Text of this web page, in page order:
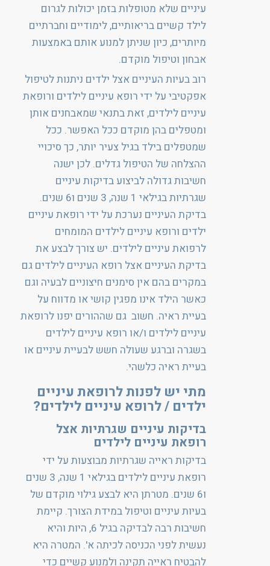
עיניים שלא מטופלות בזמן יכולות לגרום
לילד קשיים בריאותיים, לימודיים וחברתיים
מיותרים, כיון שניתן למנוע אותם באמצעות
אבחון וטיפול מוקדם.
רוב בעיות העיניים אצל ילדים ניתנות לטיפול
אפקטיבי על ידי רופא עיניים לילדים ורופאת
עיניים לילדים, זאת בתנאי שמאבחנים אותן
ומטפלים בהן מוקדם ככל האפשר. ככל
שמטפלים בילד בגיל צעיר יותר, כך סיכויי
ההצלחה של הטיפול גדלים. לכן ישנה
חשיבות גדולה לביצוע בדיקות עיניים
שגרתיות בגילאי 1 שנה, 3 שנים ו6 שנים.
בדיקת העיניים נערכת על ידי רופאת עיניים
ילדים ורופא עיניים לילדים המומחים
לרפואת עיניים לילדים. יש צורך לבצע את
בדיקת העיניים אצל רופא העיניים לילדים גם
במקרים בהם אין סימנים חיצוניים לבעיה וגם
כאשר הילד אינו מפגין קושי או מדווח על
בעיית ראיה. חשוב גם שההורים יפנו לרופאת
עיניים לילדים ו/או רופא עיניים לילדים
בשגרה וברגע שעולה חשש לבעיית עיניים או
בעיית ראיה כלשהי.
מתי יש לפנות לרופאת עיניים
ילדים / לרופא עיניים לילדים?
בדיקות עיניים שגרתיות אצל
רופאת עיניים לילדים
בדיקות ראייה שגרתיות מבוצעות על ידי
רופאת עיניים לילדים בגילאי 1 שנה, 3 שנים
ו6 שנים. מטרתן היא לבצע גילוי מוקדם של
בעיות עיניים וטיפול במידת הצורך. קיימת
חשיבות רבה לבדיקה בגיל 6, היות והיא
נעשית לפני הכניסה לכיתה א'. המטרה היא
להבטיח ראייה תקינה ולמנוע קשיים כדי